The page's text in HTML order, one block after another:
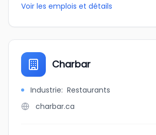
Voir les emplois et détails
Charbar
Industrie: Restaurants
charbar.ca